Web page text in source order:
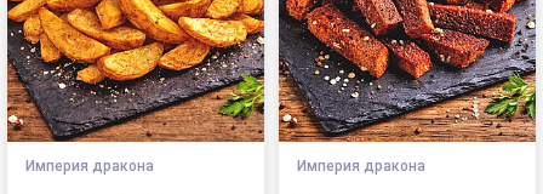
Империя дракона Империя дракона